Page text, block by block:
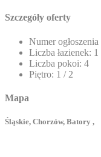
Szczegóły oferty
Numer
Liczba łazienek: 1
Liczba pokoi: 4
Piętro: 1 / 2
Mapa
Śląskie, Chorzów, Batory ,